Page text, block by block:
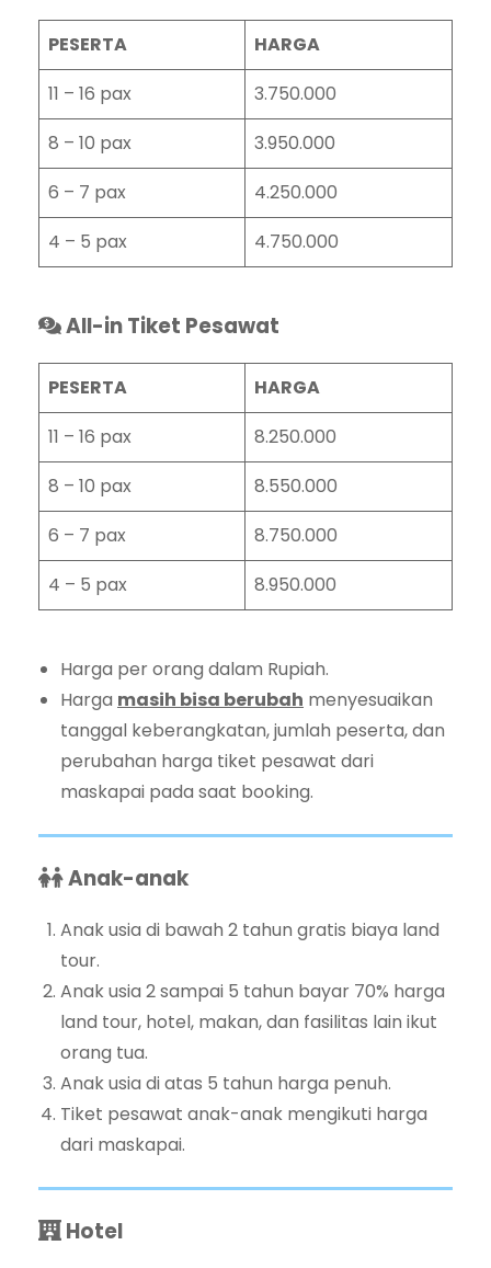
PESERTA
HARGA
11 – 16 pax
3.750.000
8 – 10 pax
3.950.000
6 – 7 pax
4.250.000
4 – 5 pax
4.750.000
All-in Tiket Pesawat
PESERTA
HARGA
11 – 16 pax
8.250.000
8 – 10 pax
8.550.000
6 – 7 pax
8.750.000
4 – 5 pax
8.950.000
Harga per orang dalam Rupiah.
Harga masih bisa berubah menyesuaikan
tanggal keberangkatan, jumlah peserta, dan
perubahan harga tiket pesawat dari
maskapai pada saat booking.
Anak-anak
Anak usia di bawah 2 tahun gratis biaya land
tour.
Anak usia 2 sampai 5 tahun bayar 70% harga
land tour, hotel, makan, dan fasilitas lain ikut
orang tua.
Anak usia di atas 5 tahun harga penuh.
Tiket pesawat anak-anak mengikuti harga
dari maskapai.
Hotel